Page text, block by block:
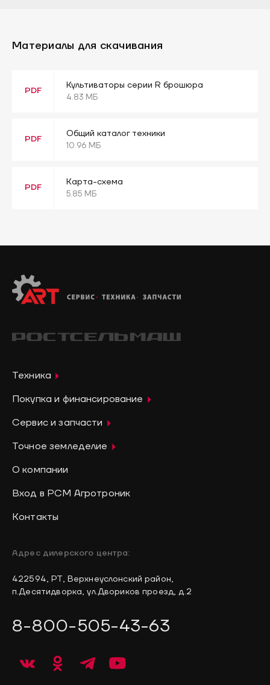
Материалы для скачивания
PDF
Культиваторы серии R брошюра
4.83 МБ
PDF
Общий каталог техники
10.96 МБ
PDF
Карта-схема
5.85 МБ
Техника
Покупка и финансирование
Сервис и запчасти
Точное земледелие
О компании
Вход в РСМ Агротроник
Контакты
Адрес дилерского центра:
422594, РТ, Верхнеуслонский район,
п.Десятидворка, ул.Двориков проезд, д.2
8-800-505-43-63